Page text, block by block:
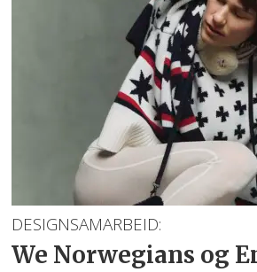
DESIGNSAMARBEID:
We Norwegians og